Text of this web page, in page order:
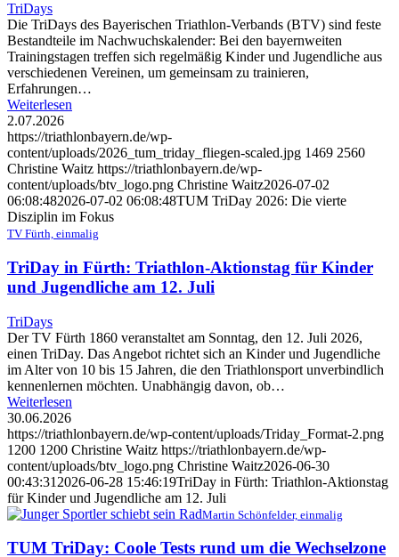
TriDays
Die TriDays des Bayerischen Triathlon-Verbands (BTV) sind feste
Bestandteile im Nachwuchskalender: Bei den bayernweiten
Trainingstagen treffen sich regelmäßig Kinder und Jugendliche aus
verschiedenen Vereinen, um gemeinsam zu trainieren,
Erfahrungen…
Weiterlesen
2.07.2026
https://triathlonbayern.de/wp-
content/uploads/2026_tum_triday_fliegen-scaled.jpg 1469 2560
Christine Waitz https://triathlonbayern.de/wp-
content/uploads/btv_logo.png Christine Waitz2026-07-02
06:08:482026-07-02 06:08:48TUM TriDay 2026: Die vierte
Disziplin im Fokus
TV Fürth, einmalig
TriDay in Fürth: Triathlon-Aktionstag für Kinder
und Jugendliche am 12. Juli
TriDays
Der TV Fürth 1860 veranstaltet am Sonntag, den 12. Juli 2026,
einen TriDay. Das Angebot richtet sich an Kinder und Jugendliche
im Alter von 10 bis 15 Jahren, die den Triathlonsport unverbindlich
kennenlernen möchten. Unabhängig davon, ob…
Weiterlesen
30.06.2026
https://triathlonbayern.de/wp-content/uploads/Triday_Format-2.png
1200 1200 Christine Waitz https://triathlonbayern.de/wp-
content/uploads/btv_logo.png Christine Waitz2026-06-30
00:43:31 2026-06-28 15:46:19TriDay in Fürth: Triathlon-Aktionstag
für Kinder und Jugendliche am 12. Juli
Martin Schönfelder, einmalig
TUM TriDay: Coole Tests rund um die Wechselzone